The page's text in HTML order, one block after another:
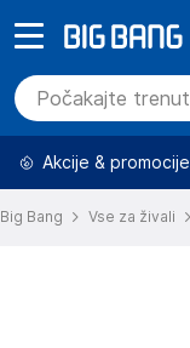
Akcije & promocije
Big Bang Vse za živali